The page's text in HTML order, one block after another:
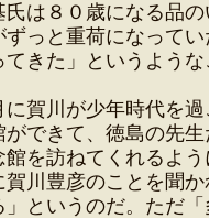
は８０歳になる品の
ずっと重荷になって
てきた」というよう
賀川が少年時代を過
ができて、徳島の先
館を訪ねてくれるよ
賀川豊彦のことを聞
」というのだ。ただ